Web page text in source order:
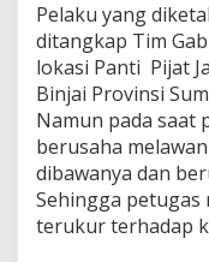
Pelaku yang
ditangkap Tim
lokasi Panti Pijat
Binjai Provinsi
Namun pada saat
berusaha
dibawanya dan
Sehingga petugas
terukur terhadap